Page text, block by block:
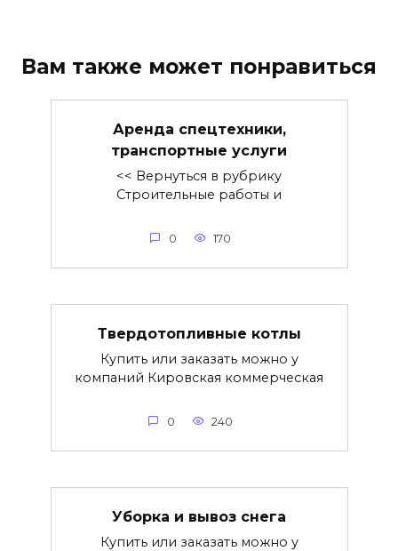
Вам также может понравиться
Аренда спецтехники,
транспортные услуги
<< Вернуться в рубрику
Строительные работы и
0 170
Твердотопливные котлы
Купить или заказать можно у
компаний Кировская коммерческая
0 240
Уборка и вывоз снега
Купить или заказать можно у